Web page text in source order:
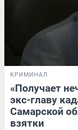
КРИМИНАЛ
«Получает
экс-главу
Самарской
взятки